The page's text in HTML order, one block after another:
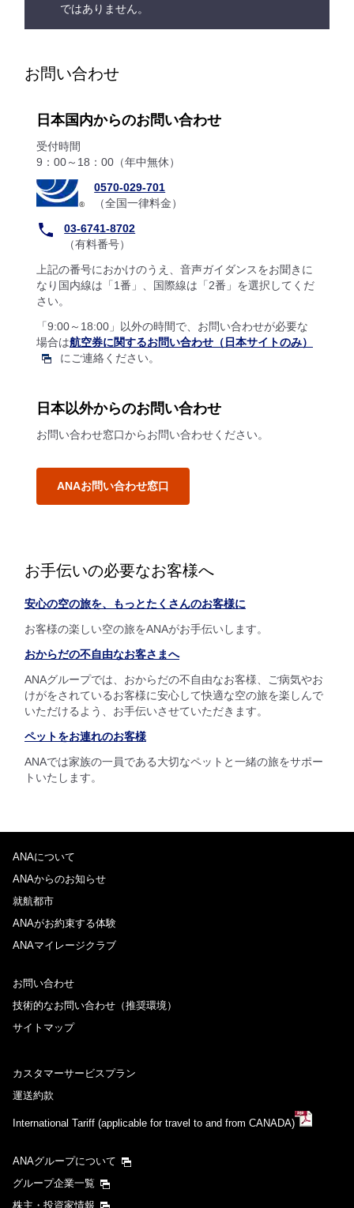
ではありません。
お問い合わせ
日本国内からのお問い合わせ
受付時間
9：00～18：00（年中無休）
0570-029-701
（全国一律料金）
03-6741-8702
（有料番号）
上記の番号におかけのうえ、音声ガイダンスをお聞きに
なり国内線は「1番」、国際線は「2番」を選択してくだ
さい。
「9:00～18:00」以外の時間で、お問い合わせが必要な
場合は航空券に関するお問い合わせ（日本サイトのみ）
にご連絡ください。
日本以外からのお問い合わせ
お問い合わせ窓口からお問い合わせください。
ANAお問い合わせ窓口
お手伝いの必要なお客様へ
安心の空の旅を、もっとたくさんのお客様に
お客様の楽しい空の旅をANAがお手伝いします。
おからだの不自由なお客さまへ
ANAグループでは、おからだの不自由なお客様、ご病気やお
けがをされているお客様に安心して快適な空の旅を楽しんで
いただけるよう、お手伝いさせていただきます。
ペットをお連れのお客様
ANAでは家族の一員である大切なペットと一緒の旅をサポー
トいたします。
ANAについて
ANAからのお知らせ
就航都市
ANAがお約束する体験
ANAマイレージクラブ
お問い合わせ
技術的なお問い合わせ（推奨環境）
サイトマップ
カスタマーサービスプラン
運送約款
International Tariff (applicable for travel to and from CANADA)
ANAグループについて
グループ企業一覧
株主・投資家情報